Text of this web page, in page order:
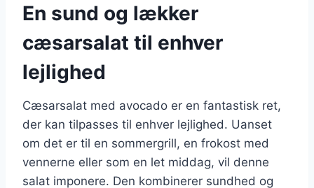
En sund og lækker
cæsarsalat til enhver
lejlighed
Cæsarsalat med avocado er en fantastisk ret,
der kan tilpasses til enhver lejlighed. Uanset
om det er til en sommergrill, en frokost med
vennerne eller som en let middag, vil denne
salat imponere. Den kombinerer sundhed og